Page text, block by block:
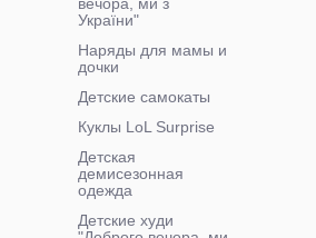
України"
Наряды для мамы и
дочки
Детские самокаты
Куклы LoL Surprise
Детская
демисезонная
одежда
Детские худи